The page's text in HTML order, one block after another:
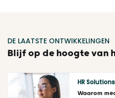
DE LAATSTE ONTWIKKELINGEN
Blijf op de hoogte van
HR Solutions
Waarom